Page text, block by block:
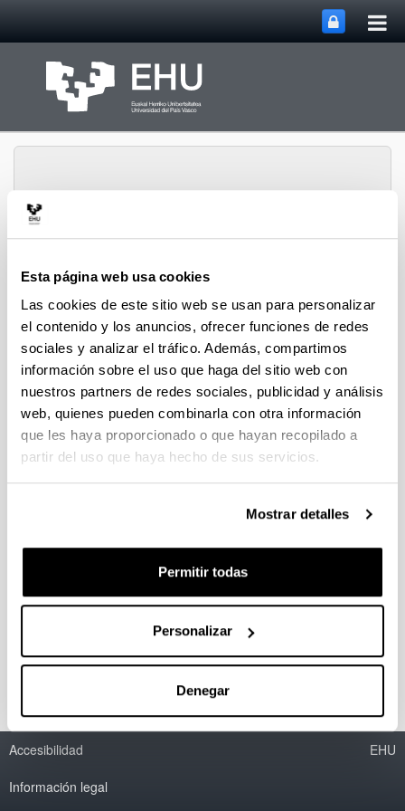
Esta página web usa cookies
Las cookies de este sitio web se usan para personalizar
el contenido y los anuncios, ofrecer funciones de redes
sociales y analizar el tráfico. Además, compartimos
información sobre el uso que haga del sitio web con
nuestros partners de redes sociales, publicidad y análisis
web, quienes pueden combinarla con otra información
que les haya proporcionado o que hayan recopilado a
partir del uso que haya hecho de sus servicios.
Mostrar detalles
Permitir todas
Personalizar
Denegar
Ordenación Académica
Servicio de Estudios de Grado
Acceso a la Universidad
Estudiantes de Grado
Accesibilidad
Información legal
EHU